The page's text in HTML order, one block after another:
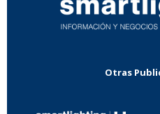
Otras